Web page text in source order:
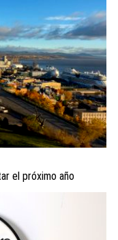
el próximo año